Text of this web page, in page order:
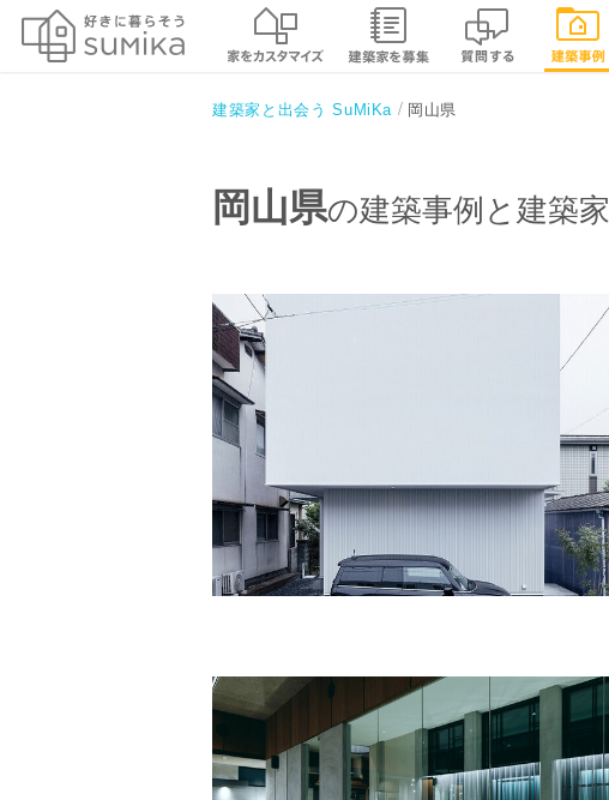
建築家と出会う SuMiKa 岡山県
岡山県の建築事例と建築家